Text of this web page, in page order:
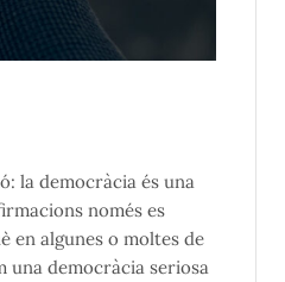
la democràcia és una
només es
en algunes o moltes de
una democràcia seriosa